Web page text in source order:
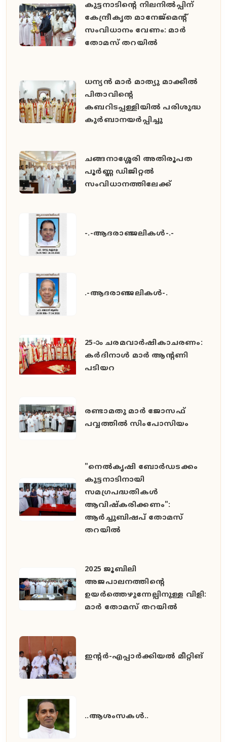
കുട്ടനാടിന്റെ നിലനിൽപ്പിന്
കേന്ദ്രീകൃത മാനേജ്മെന്റ്
സംവിധാനം വേണം: മാർ
തോമസ് തറയിൽ
ധന്യൻ മാർ മാത്യു മാക്കീൽ
പിതാവിൻ്റെ
കബറിടപ്പള്ളിയിൽ പരിശുദ്ധ
കുർബാനയർപ്പിച്ചു
ചങ്ങനാശ്ശേരി അതിരൂപത
പൂർണ്ണ ഡിജിറ്റൽ
സംവിധാനത്തിലേക്ക്
-.-ആദരാഞ്ജലികൾ-.-
.-ആദരാഞ്ജലികൾ-.
25-ാം ചരമവാർഷികാചരണം:
കർദിനാൾ മാർ ആന്റണി
പടിയറ
രണ്ടാമതു മാർ ജോസഫ്
പവ്വത്തിൽ സിംപോസിയം
"നെൽകൃഷി ബോർഡടക്കം
കുട്ടനാടിനായി
സമഗ്രപദ്ധതികൾ
ആവിഷ്കരിക്കണം":
ആർച്ചുബിഷപ് തോമസ്
തറയിൽ
2025 ജൂബിലി
അജപാലനത്തിന്റെ
ഉയർത്തെഴുന്നേല്പിനുള്ള വിളി:
മാർ തോമസ് തറയിൽ
ഇൻ്റർ-എപ്പാർക്കിയൽ മീറ്റിങ്
..ആശംസകൾ..